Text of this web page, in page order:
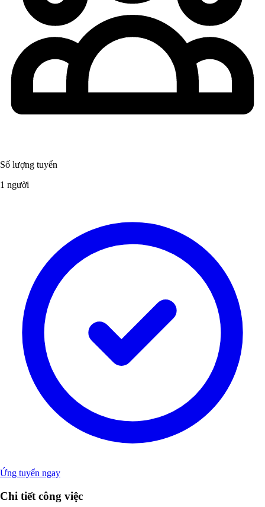
Số lượng tuyển
1 người
Ứng tuyển ngay
Chi tiết công việc